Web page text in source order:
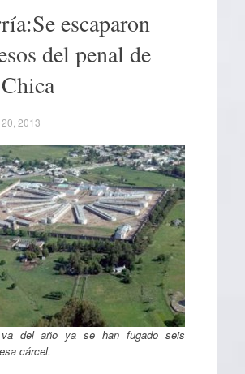
escaparon
del penal de
2013
del año ya se han fugado seis
cárcel.